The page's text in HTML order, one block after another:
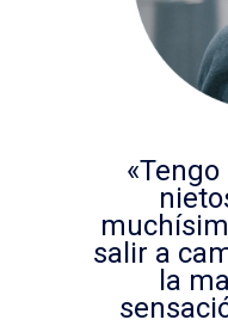
salir a
la